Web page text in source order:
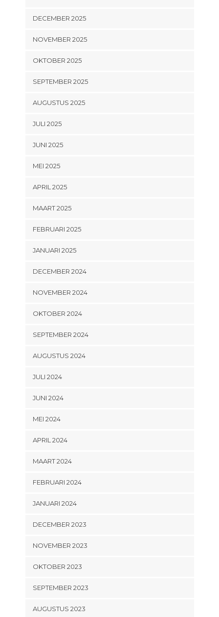
DECEMBER 2025
NOVEMBER 2025
OKTOBER 2025
SEPTEMBER 2025
AUGUSTUS 2025
JULI 2025
JUNI 2025
MEI 2025
APRIL 2025
MAART 2025
FEBRUARI 2025
JANUARI 2025
DECEMBER 2024
NOVEMBER 2024
OKTOBER 2024
SEPTEMBER 2024
AUGUSTUS 2024
JULI 2024
JUNI 2024
MEI 2024
APRIL 2024
MAART 2024
FEBRUARI 2024
JANUARI 2024
DECEMBER 2023
NOVEMBER 2023
OKTOBER 2023
SEPTEMBER 2023
AUGUSTUS 2023